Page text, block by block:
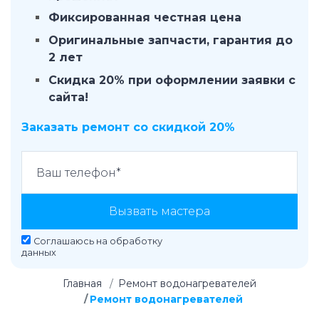
Фиксированная честная цена
Оригинальные запчасти, гарантия до
2 лет
Скидка 20% при оформлении заявки с
сайта!
Заказать ремонт со скидкой 20%
Вызвать мастера
Соглашаюсь на обработку
данных
Главная
Ремонт водонагревателей
Ремонт водонагревателей